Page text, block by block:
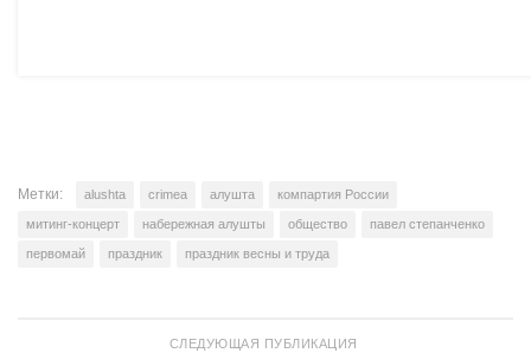
Метки: alushta crimea алушта компартия России
митинг-концерт набережная алушты общество павел степанченко
первомай праздник праздник весны и труда
СЛЕДУЮЩАЯ ПУБЛИКАЦИЯ